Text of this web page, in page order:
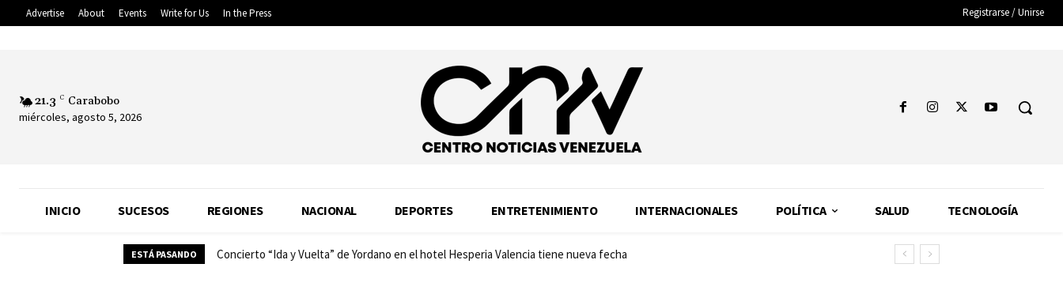
Advertise About Events Write for Us In the Press Registrarse / Unirse
21.3 C Carabobo
miércoles, agosto 5, 2026
INICIO SUCESOS REGIONES NACIONAL DEPORTES ENTRETENIMIENTO INTERNACIONALES POLÍTICA SALUD TECNOLOGÍA
ESTÁ PASANDO Concierto “Ida y Vuelta” de Yordano en el hotel Hesperia Valencia tiene nueva fecha